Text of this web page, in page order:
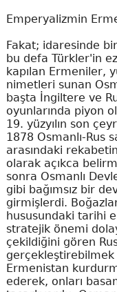
Emperyalizmin
Fakat; idaresinde
bu defa Türkler'in
kapılan Ermeniler,
nimetleri sunan
başta İngiltere ve
oyunlarında piyon
19. yüzyılın son
1878 Osmanlı-Rus
arasındaki
olarak açıkca
sonra Osmanlı
gibi bağımsız bir
girmişlerdi.
hususundaki tarihi
stratejik önemi
çekildiğini gören
Ermenistan
ederek, onları